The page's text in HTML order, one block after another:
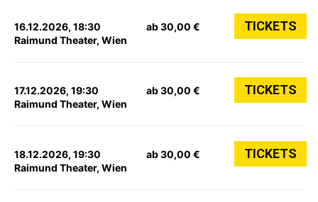
16.12.2026, 18:30
Raimund Theater, Wien
ab 30,00 € TICKETS
17.12.2026, 19:30
Raimund Theater, Wien
ab 30,00 € TICKETS
18.12.2026, 19:30
Raimund Theater, Wien
ab 30,00 € TICKETS